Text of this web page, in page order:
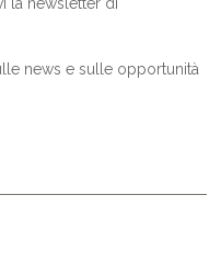
news e sulle opportunità